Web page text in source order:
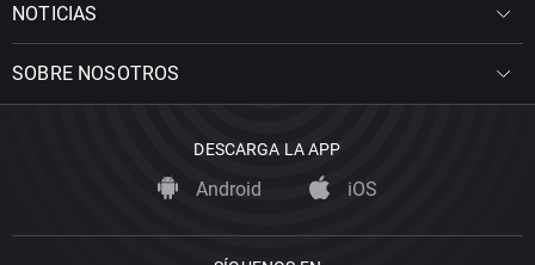
NOTICIAS
SOBRE NOSOTROS
DESCARGA LA APP
Android iOS